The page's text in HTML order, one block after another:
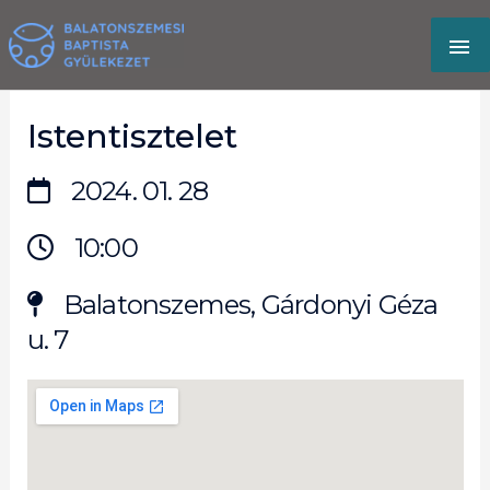
to
content
Istentisztelet
2024. 01. 28
10:00
Balatonszemes, Gárdonyi Géza
u. 7